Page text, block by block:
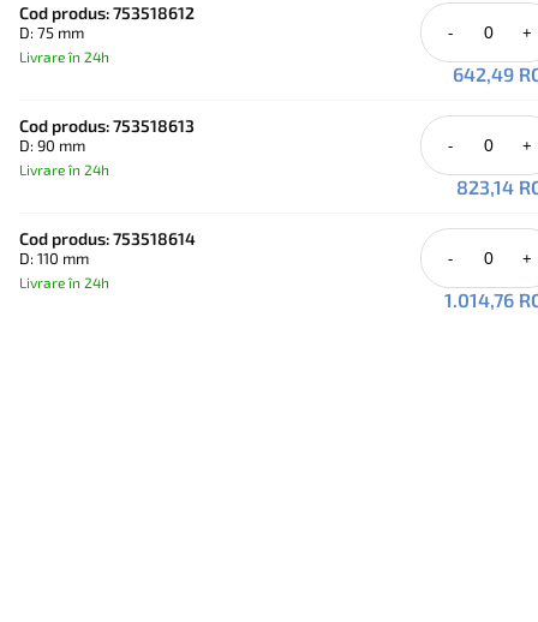
armat cu fibră de sticlă asigură integritate structurală. Compatibil
sudarea cap-la-cap conform DVS 2207 și sudarea în infraroșu IR
Livrat asamblat, inclusiv O-ring..
Cod produs: 753518612
D: 75 mm
Livrare în 24h
- +
642,49
Cod produs: 753518613
D: 90 mm
Livrare în 24h
- +
823,14
Cod produs: 753518614
D: 110 mm
Livrare în 24h
- +
1.014,76